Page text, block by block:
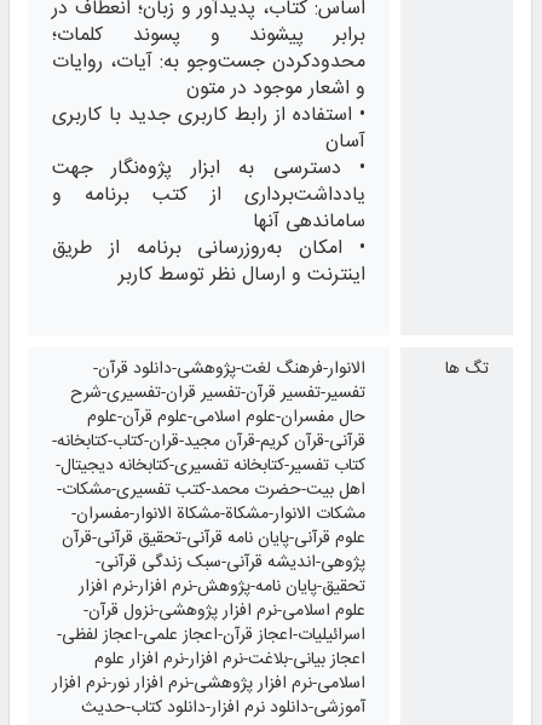
اساس: کتاب، پدیدآور و زبان؛ انعطاف در
برابر پیشوند و پسوند کلمات؛
محدودکردن جست‌وجو به: آیات، روایات
و اشعار موجود در متون
• استفاده از رابط کاربری جدید با کاربری
آسان
• دسترسی به ابزار پژوه‌نگار جهت
یادداشت‌برداری از کتب برنامه و
ساماندهی آنها
• امکان به‌روزرسانی برنامه از طریق
اینترنت و ارسال نظر توسط کاربر
تگ ها
الانوار-فرهنگ لغت-پژوهشی-دانلود قرآن-
تفسیر-تفسیر قرآن-تفسیر قران-تفسیری-شرح
حال مفسران-علوم اسلامی-علوم قرآن-علوم
قرآنی-قرآن کریم-قرآن مجید-قران-کتاب-کتابخانه-
کتاب تفسیر-کتابخانه تفسیری-کتابخانه دیجیتال-
اهل بیت-حضرت محمد-کتب تفسیری-مشکات-
مشکات الانوار-مشکاة-مشکاة الانوار-مفسران-
علوم قرآنی-پایان نامه قرآنی-تحقیق قرآنی-قرآن
پژوهی-اندیشه قرآنی-سبک زندگی قرآنی-
تحقیق-پایان نامه-پژوهش-نرم افزار-نرم افزار
علوم اسلامی-نرم افزار پژوهشی-نزول قرآن-
اسرائیلیات-اعجاز قرآن-اعجاز علمی-اعجاز لفظی-
اعجاز بیانی-بلاغت-نرم افزار-نرم افزار علوم
اسلامی-نرم افزار پژوهشی-نرم افزار نور-نرم افزار
آموزشی-دانلود نرم افزار-دانلود کتاب-حدیث